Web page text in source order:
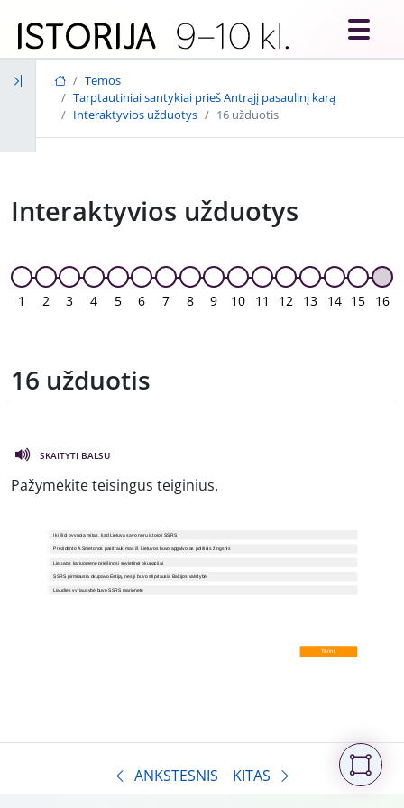
Temos
Tarptautiniai santykiai prieš Antrąjį pasaulinį karą
Interaktyvios užduotys
16 užduotis
Interaktyvios užduotys
1 2 3 4 5 6 7 8 9 10 11 12 13 14 15 16
16 užduotis
SKAITYTI BALSU
Pažymėkite teisingus teiginius.
ANKSTESNIS KITAS